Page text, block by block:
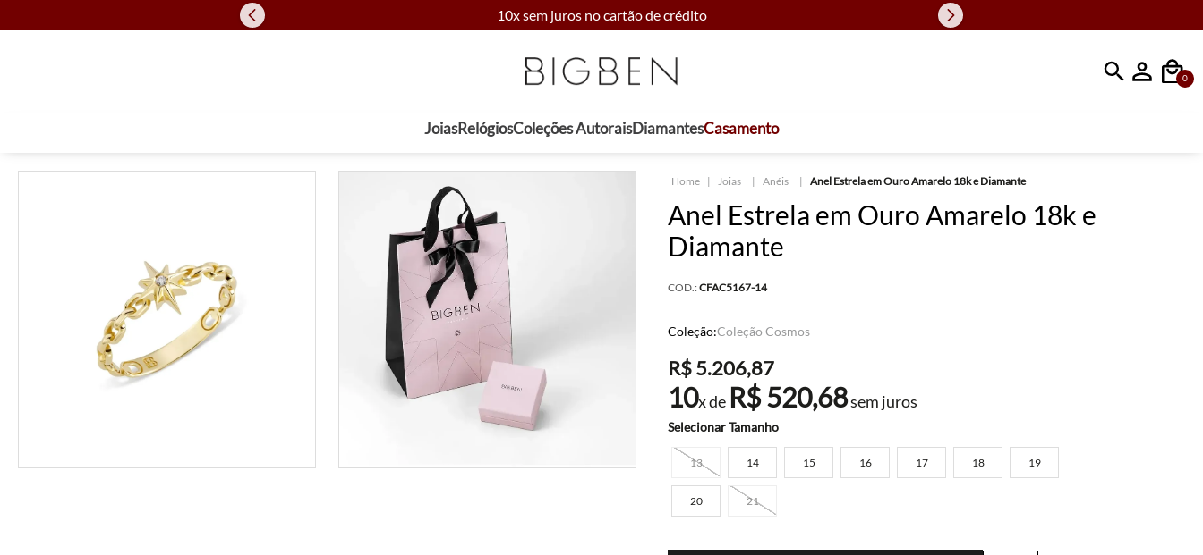
10x sem juros no cartão de crédito
Faça sua busca
0
JoiasRelógiosColeções AutoraisDiamantesCasamento
Joias Anéis Anel Estrela em Ouro Amarelo 18k e Diamante
Anel Estrela em Ouro Amarelo 18k e
Diamante
COD.:CFAC5167-14
Coleção:Coleção Cosmos
R$5.206,87
10x de R$520,68sem juros
Tamanho
13 14 15 16 17 18 19
20 21